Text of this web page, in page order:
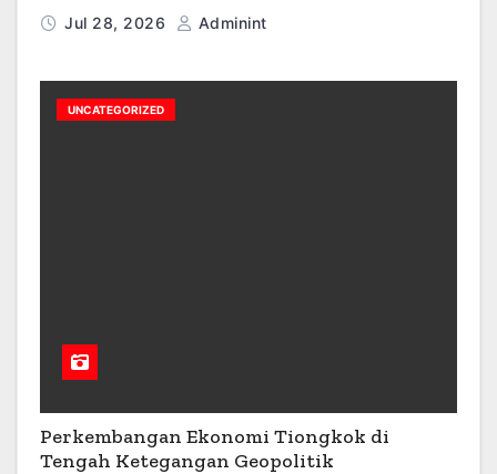
Jul 28, 2026 Adminint
UNCATEGORIZED
Perkembangan Ekonomi Tiongkok di
Tengah Ketegangan Geopolitik